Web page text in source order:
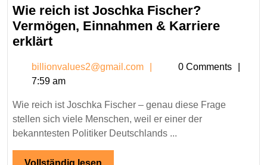
11,
2025
Wie reich ist Joschka Fischer?
Vermögen, Einnahmen & Karriere
erklärtWie
ist
Joschka
Fischer?
Vermögen,
Einnahmen
&
billionvalues2@gmail.com
0 Comments
7:59 am
Wie reich ist Joschka Fischer – genau diese Frage
stellen sich viele Menschen, weil er einer der
bekanntesten Politiker Deutschlands ...